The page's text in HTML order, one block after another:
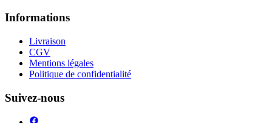
Informations
Livraison
CGV
Mentions légales
Politique de confidentialité
Suivez-nous